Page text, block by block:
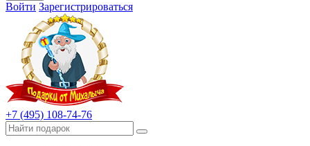
Войти Зарегистрироваться
+7 (495) 108-74-76